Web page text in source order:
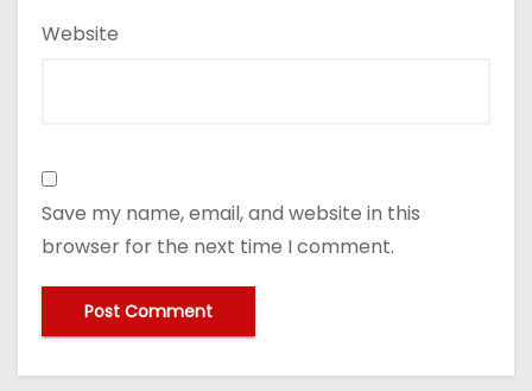
Website
Save my name, email, and website in this
browser for the next time I comment.